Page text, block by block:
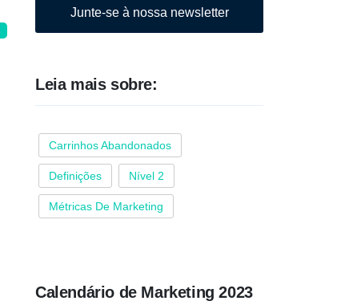
Junte-se à nossa newsletter
Leia mais sobre:
Carrinhos Abandonados
Definições Nível 2
Métricas De Marketing
Calendário de Marketing 2023